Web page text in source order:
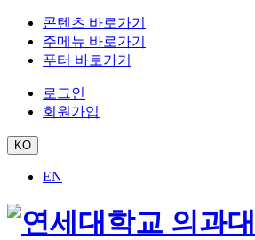
콘텐츠 바로가기
주메뉴 바로가기
푸터 바로가기
로그인
회원가입
KO
EN